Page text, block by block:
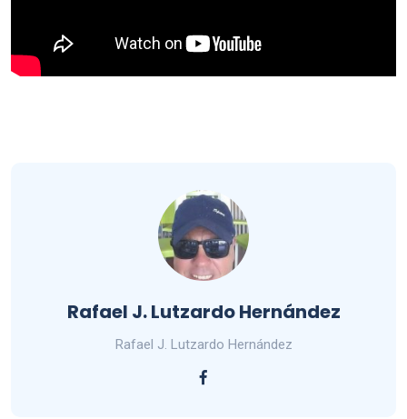
Rafael J. Lutzardo Hernández
Rafael J. Lutzardo Hernández